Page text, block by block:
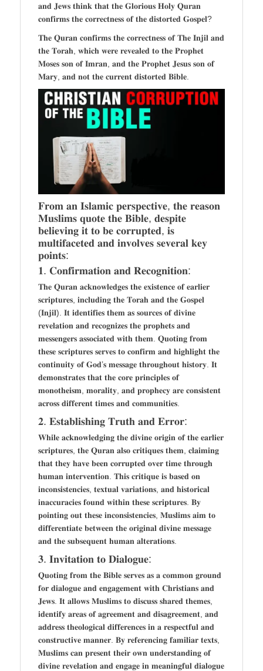
𝐚𝐧𝐝 𝐉𝐞𝐰𝐬 𝐭𝐡𝐢𝐧𝐤 𝐭𝐡𝐚𝐭 𝐭𝐡𝐞 𝐆𝐥𝐨𝐫𝐢𝐨𝐮𝐬 𝐇𝐨𝐥𝐲 𝐐𝐮𝐫𝐚𝐧
𝐜𝐨𝐧𝐟𝐢𝐫𝐦𝐬 𝐭𝐡𝐞 𝐜𝐨𝐫𝐫𝐞𝐜𝐭𝐧𝐞𝐬𝐬 𝐨𝐟 𝐭𝐡𝐞 𝐝𝐢𝐬𝐭𝐨𝐫𝐭𝐞𝐝 𝐆𝐨𝐬𝐩𝐞𝐥?
𝐓𝐡𝐞 𝐐𝐮𝐫𝐚𝐧 𝐜𝐨𝐧𝐟𝐢𝐫𝐦𝐬 𝐭𝐡𝐞 𝐜𝐨𝐫𝐫𝐞𝐜𝐭𝐧𝐞𝐬𝐬 𝐨𝐟 𝐓𝐡𝐞 𝐈𝐧𝐣𝐢𝐥 𝐚𝐧𝐝
𝐭𝐡𝐞 𝐓𝐨𝐫𝐚𝐡, 𝐰𝐡𝐢𝐜𝐡 𝐰𝐞𝐫𝐞 𝐫𝐞𝐯𝐞𝐚𝐥𝐞𝐝 𝐭𝐨 𝐭𝐡𝐞 𝐏𝐫𝐨𝐩𝐡𝐞𝐭
𝐌𝐨𝐬𝐞𝐬 𝐬𝐨𝐧 𝐨𝐟 𝐈𝐦𝐫𝐚𝐧, 𝐚𝐧𝐝 𝐭𝐡𝐞 𝐏𝐫𝐨𝐩𝐡𝐞𝐭 𝐉𝐞𝐬𝐮𝐬 𝐬𝐨𝐧 𝐨𝐟
𝐌𝐚𝐫𝐲, 𝐚𝐧𝐝 𝐧𝐨𝐭 𝐭𝐡𝐞 𝐜𝐮𝐫𝐫𝐞𝐧𝐭 𝐝𝐢𝐬𝐭𝐨𝐫𝐭𝐞𝐝 𝐁𝐢𝐛𝐥𝐞.
𝐅𝐫𝐨𝐦 𝐚𝐧 𝐈𝐬𝐥𝐚𝐦𝐢𝐜 𝐩𝐞𝐫𝐬𝐩𝐞𝐜𝐭𝐢𝐯𝐞, 𝐭𝐡𝐞 𝐫𝐞𝐚𝐬𝐨𝐧
𝐌𝐮𝐬𝐥𝐢𝐦𝐬 𝐪𝐮𝐨𝐭𝐞 𝐭𝐡𝐞 𝐁𝐢𝐛𝐥𝐞, 𝐝𝐞𝐬𝐩𝐢𝐭𝐞
𝐛𝐞𝐥𝐢𝐞𝐯𝐢𝐧𝐠 𝐢𝐭 𝐭𝐨 𝐛𝐞 𝐜𝐨𝐫𝐫𝐮𝐩𝐭𝐞𝐝, 𝐢𝐬
𝐦𝐮𝐥𝐭𝐢𝐟𝐚𝐜𝐞𝐭𝐞𝐝 𝐚𝐧𝐝 𝐢𝐧𝐯𝐨𝐥𝐯𝐞𝐬 𝐬𝐞𝐯𝐞𝐫𝐚𝐥 𝐤𝐞𝐲
𝐩𝐨𝐢𝐧𝐭𝐬:
𝟏. 𝐂𝐨𝐧𝐟𝐢𝐫𝐦𝐚𝐭𝐢𝐨𝐧 𝐚𝐧𝐝 𝐑𝐞𝐜𝐨𝐠𝐧𝐢𝐭𝐢𝐨𝐧:
𝐓𝐡𝐞 𝐐𝐮𝐫𝐚𝐧 𝐚𝐜𝐤𝐧𝐨𝐰𝐥𝐞𝐝𝐠𝐞𝐬 𝐭𝐡𝐞 𝐞𝐱𝐢𝐬𝐭𝐞𝐧𝐜𝐞 𝐨𝐟 𝐞𝐚𝐫𝐥𝐢𝐞𝐫
𝐬𝐜𝐫𝐢𝐩𝐭𝐮𝐫𝐞𝐬, 𝐢𝐧𝐜𝐥𝐮𝐝𝐢𝐧𝐠 𝐭𝐡𝐞 𝐓𝐨𝐫𝐚𝐡 𝐚𝐧𝐝 𝐭𝐡𝐞 𝐆𝐨𝐬𝐩𝐞𝐥
(𝐈𝐧𝐣𝐢𝐥). 𝐈𝐭 𝐢𝐝𝐞𝐧𝐭𝐢𝐟𝐢𝐞𝐬 𝐭𝐡𝐞𝐦 𝐚𝐬 𝐬𝐨𝐮𝐫𝐜𝐞𝐬 𝐨𝐟 𝐝𝐢𝐯𝐢𝐧𝐞
𝐫𝐞𝐯𝐞𝐥𝐚𝐭𝐢𝐨𝐧 𝐚𝐧𝐝 𝐫𝐞𝐜𝐨𝐠𝐧𝐢𝐳𝐞𝐬 𝐭𝐡𝐞 𝐩𝐫𝐨𝐩𝐡𝐞𝐭𝐬 𝐚𝐧𝐝
𝐦𝐞𝐬𝐬𝐞𝐧𝐠𝐞𝐫𝐬 𝐚𝐬𝐬𝐨𝐜𝐢𝐚𝐭𝐞𝐝 𝐰𝐢𝐭𝐡 𝐭𝐡𝐞𝐦. 𝐐𝐮𝐨𝐭𝐢𝐧𝐠 𝐟𝐫𝐨𝐦
𝐭𝐡𝐞𝐬𝐞 𝐬𝐜𝐫𝐢𝐩𝐭𝐮𝐫𝐞𝐬 𝐬𝐞𝐫𝐯𝐞𝐬 𝐭𝐨 𝐜𝐨𝐧𝐟𝐢𝐫𝐦 𝐚𝐧𝐝 𝐡𝐢𝐠𝐡𝐥𝐢𝐠𝐡𝐭 𝐭𝐡𝐞
𝐜𝐨𝐧𝐭𝐢𝐧𝐮𝐢𝐭𝐲 𝐨𝐟 𝐆𝐨𝐝’𝐬 𝐦𝐞𝐬𝐬𝐚𝐠𝐞 𝐭𝐡𝐫𝐨𝐮𝐠𝐡𝐨𝐮𝐭 𝐡𝐢𝐬𝐭𝐨𝐫𝐲. 𝐈𝐭
𝐝𝐞𝐦𝐨𝐧𝐬𝐭𝐫𝐚𝐭𝐞𝐬 𝐭𝐡𝐚𝐭 𝐭𝐡𝐞 𝐜𝐨𝐫𝐞 𝐩𝐫𝐢𝐧𝐜𝐢𝐩𝐥𝐞𝐬 𝐨𝐟
𝐦𝐨𝐧𝐨𝐭𝐡𝐞𝐢𝐬𝐦, 𝐦𝐨𝐫𝐚𝐥𝐢𝐭𝐲, 𝐚𝐧𝐝 𝐩𝐫𝐨𝐩𝐡𝐞𝐜𝐲 𝐚𝐫𝐞 𝐜𝐨𝐧𝐬𝐢𝐬𝐭𝐞𝐧𝐭
𝐚𝐜𝐫𝐨𝐬𝐬 𝐝𝐢𝐟𝐟𝐞𝐫𝐞𝐧𝐭 𝐭𝐢𝐦𝐞𝐬 𝐚𝐧𝐝 𝐜𝐨𝐦𝐦𝐮𝐧𝐢𝐭𝐢𝐞𝐬.
𝟐. 𝐄𝐬𝐭𝐚𝐛𝐥𝐢𝐬𝐡𝐢𝐧𝐠 𝐓𝐫𝐮𝐭𝐡 𝐚𝐧𝐝 𝐄𝐫𝐫𝐨𝐫:
𝐖𝐡𝐢𝐥𝐞 𝐚𝐜𝐤𝐧𝐨𝐰𝐥𝐞𝐝𝐠𝐢𝐧𝐠 𝐭𝐡𝐞 𝐝𝐢𝐯𝐢𝐧𝐞 𝐨𝐫𝐢𝐠𝐢𝐧 𝐨𝐟 𝐭𝐡𝐞 𝐞𝐚𝐫𝐥𝐢𝐞𝐫
𝐬𝐜𝐫𝐢𝐩𝐭𝐮𝐫𝐞𝐬, 𝐭𝐡𝐞 𝐐𝐮𝐫𝐚𝐧 𝐚𝐥𝐬𝐨 𝐜𝐫𝐢𝐭𝐢𝐪𝐮𝐞𝐬 𝐭𝐡𝐞𝐦, 𝐜𝐥𝐚𝐢𝐦𝐢𝐧𝐠
𝐭𝐡𝐚𝐭 𝐭𝐡𝐞𝐲 𝐡𝐚𝐯𝐞 𝐛𝐞𝐞𝐧 𝐜𝐨𝐫𝐫𝐮𝐩𝐭𝐞𝐝 𝐨𝐯𝐞𝐫 𝐭𝐢𝐦𝐞 𝐭𝐡𝐫𝐨𝐮𝐠𝐡
𝐡𝐮𝐦𝐚𝐧 𝐢𝐧𝐭𝐞𝐫𝐯𝐞𝐧𝐭𝐢𝐨𝐧. 𝐓𝐡𝐢𝐬 𝐜𝐫𝐢𝐭𝐢𝐪𝐮𝐞 𝐢𝐬 𝐛𝐚𝐬𝐞𝐝 𝐨𝐧
𝐢𝐧𝐜𝐨𝐧𝐬𝐢𝐬𝐭𝐞𝐧𝐜𝐢𝐞𝐬, 𝐭𝐞𝐱𝐭𝐮𝐚𝐥 𝐯𝐚𝐫𝐢𝐚𝐭𝐢𝐨𝐧𝐬, 𝐚𝐧𝐝 𝐡𝐢𝐬𝐭𝐨𝐫𝐢𝐜𝐚𝐥
𝐢𝐧𝐚𝐜𝐜𝐮𝐫𝐚𝐜𝐢𝐞𝐬 𝐟𝐨𝐮𝐧𝐝 𝐰𝐢𝐭𝐡𝐢𝐧 𝐭𝐡𝐞𝐬𝐞 𝐬𝐜𝐫𝐢𝐩𝐭𝐮𝐫𝐞𝐬. 𝐁𝐲
𝐩𝐨𝐢𝐧𝐭𝐢𝐧𝐠 𝐨𝐮𝐭 𝐭𝐡𝐞𝐬𝐞 𝐢𝐧𝐜𝐨𝐧𝐬𝐢𝐬𝐭𝐞𝐧𝐜𝐢𝐞𝐬, 𝐌𝐮𝐬𝐥𝐢𝐦𝐬 𝐚𝐢𝐦 𝐭𝐨
𝐝𝐢𝐟𝐟𝐞𝐫𝐞𝐧𝐭𝐢𝐚𝐭𝐞 𝐛𝐞𝐭𝐰𝐞𝐞𝐧 𝐭𝐡𝐞 𝐨𝐫𝐢𝐠𝐢𝐧𝐚𝐥 𝐝𝐢𝐯𝐢𝐧𝐞 𝐦𝐞𝐬𝐬𝐚𝐠𝐞
𝐚𝐧𝐝 𝐭𝐡𝐞 𝐬𝐮𝐛𝐬𝐞𝐪𝐮𝐞𝐧𝐭 𝐡𝐮𝐦𝐚𝐧 𝐚𝐥𝐭𝐞𝐫𝐚𝐭𝐢𝐨𝐧𝐬.
𝟑. 𝐈𝐧𝐯𝐢𝐭𝐚𝐭𝐢𝐨𝐧 𝐭𝐨 𝐃𝐢𝐚𝐥𝐨𝐠𝐮𝐞:
𝐐𝐮𝐨𝐭𝐢𝐧𝐠 𝐟𝐫𝐨𝐦 𝐭𝐡𝐞 𝐁𝐢𝐛𝐥𝐞 𝐬𝐞𝐫𝐯𝐞𝐬 𝐚𝐬 𝐚 𝐜𝐨𝐦𝐦𝐨𝐧 𝐠𝐫𝐨𝐮𝐧𝐝
𝐟𝐨𝐫 𝐝𝐢𝐚𝐥𝐨𝐠𝐮𝐞 𝐚𝐧𝐝 𝐞𝐧𝐠𝐚𝐠𝐞𝐦𝐞𝐧𝐭 𝐰𝐢𝐭𝐡 𝐂𝐡𝐫𝐢𝐬𝐭𝐢𝐚𝐧𝐬 𝐚𝐧𝐝
𝐉𝐞𝐰𝐬. 𝐈𝐭 𝐚𝐥𝐥𝐨𝐰𝐬 𝐌𝐮𝐬𝐥𝐢𝐦𝐬 𝐭𝐨 𝐝𝐢𝐬𝐜𝐮𝐬𝐬 𝐬𝐡𝐚𝐫𝐞𝐝 𝐭𝐡𝐞𝐦𝐞𝐬,
𝐢𝐝𝐞𝐧𝐭𝐢𝐟𝐲 𝐚𝐫𝐞𝐚𝐬 𝐨𝐟 𝐚𝐠𝐫𝐞𝐞𝐦𝐞𝐧𝐭 𝐚𝐧𝐝 𝐝𝐢𝐬𝐚𝐠𝐫𝐞𝐞𝐦𝐞𝐧𝐭, 𝐚𝐧𝐝
𝐚𝐝𝐝𝐫𝐞𝐬𝐬 𝐭𝐡𝐞𝐨𝐥𝐨𝐠𝐢𝐜𝐚𝐥 𝐝𝐢𝐟𝐟𝐞𝐫𝐞𝐧𝐜𝐞𝐬 𝐢𝐧 𝐚 𝐫𝐞𝐬𝐩𝐞𝐜𝐭𝐟𝐮𝐥 𝐚𝐧𝐝
𝐜𝐨𝐧𝐬𝐭𝐫𝐮𝐜𝐭𝐢𝐯𝐞 𝐦𝐚𝐧𝐧𝐞𝐫. 𝐁𝐲 𝐫𝐞𝐟𝐞𝐫𝐞𝐧𝐜𝐢𝐧𝐠 𝐟𝐚𝐦𝐢𝐥𝐢𝐚𝐫 𝐭𝐞𝐱𝐭𝐬,
𝐌𝐮𝐬𝐥𝐢𝐦𝐬 𝐜𝐚𝐧 𝐩𝐫𝐞𝐬𝐞𝐧𝐭 𝐭𝐡𝐞𝐢𝐫 𝐨𝐰𝐧 𝐮𝐧𝐝𝐞𝐫𝐬𝐭𝐚𝐧𝐝𝐢𝐧𝐠 𝐨𝐟
𝐝𝐢𝐯𝐢𝐧𝐞 𝐫𝐞𝐯𝐞𝐥𝐚𝐭𝐢𝐨𝐧 𝐚𝐧𝐝 𝐞𝐧𝐠𝐚𝐠𝐞 𝐢𝐧 𝐦𝐞𝐚𝐧𝐢𝐧𝐠𝐟𝐮𝐥 𝐝𝐢𝐚𝐥𝐨𝐠𝐮𝐞